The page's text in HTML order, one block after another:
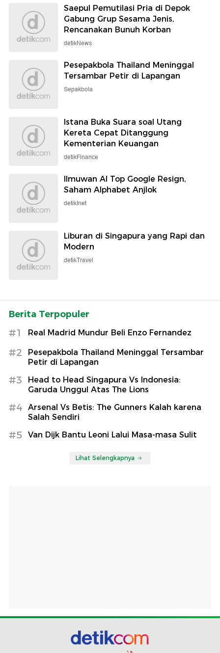
Saepul Pemutilasi Pria di Depok
Gabung Grup Sesama Jenis,
Rencanakan Bunuh Korban
detikNews
Pesepakbola Thailand Meninggal
Tersambar Petir di Lapangan
Sepakbola
Istana Buka Suara soal Utang
Kereta Cepat Ditanggung
Kementerian Keuangan
detikFinance
Ilmuwan AI Top Google Resign,
Saham Alphabet Anjlok
detikInet
Liburan di Singapura yang Rapi dan
Modern
detikTravel
Berita Terpopuler
#1 Real Madrid Mundur Beli Enzo Fernandez
#2
Pesepakbola Thailand Meninggal Tersambar
Petir di Lapangan
#3
Head to Head Singapura Vs Indonesia:
Garuda Unggul Atas The Lions
#4
Arsenal Vs Betis: The Gunners Kalah karena
Salah Sendiri
#5 Van Dijk Bantu Leoni Lalui Masa-masa Sulit
Lihat Selengkapnya